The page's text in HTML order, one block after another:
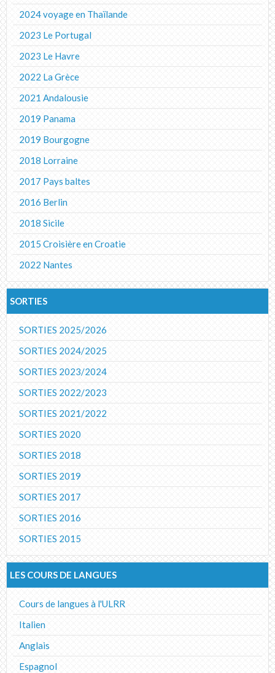
2024 voyage en Thaïlande
2023 Le Portugal
2023 Le Havre
2022 La Grèce
2021 Andalousie
2019 Panama
2019 Bourgogne
2018 Lorraine
2017 Pays baltes
2016 Berlin
2018 Sicile
2015 Croisière en Croatie
2022 Nantes
SORTIES
SORTIES 2025/2026
SORTIES 2024/2025
SORTIES 2023/2024
SORTIES 2022/2023
SORTIES 2021/2022
SORTIES 2020
SORTIES 2018
SORTIES 2019
SORTIES 2017
SORTIES 2016
SORTIES 2015
LES COURS DE LANGUES
Cours de langues à l'ULRR
Italien
Anglais
Espagnol